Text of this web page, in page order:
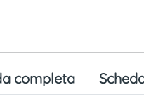
completa